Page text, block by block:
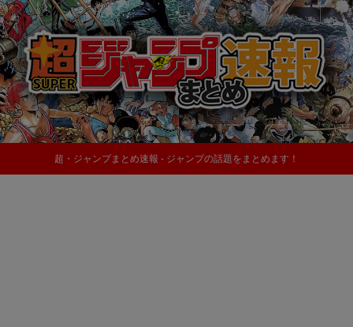
超・ジャンプまとめ速報 - ジャンプの話題をまとめます！